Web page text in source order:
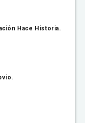
Hace Historia.